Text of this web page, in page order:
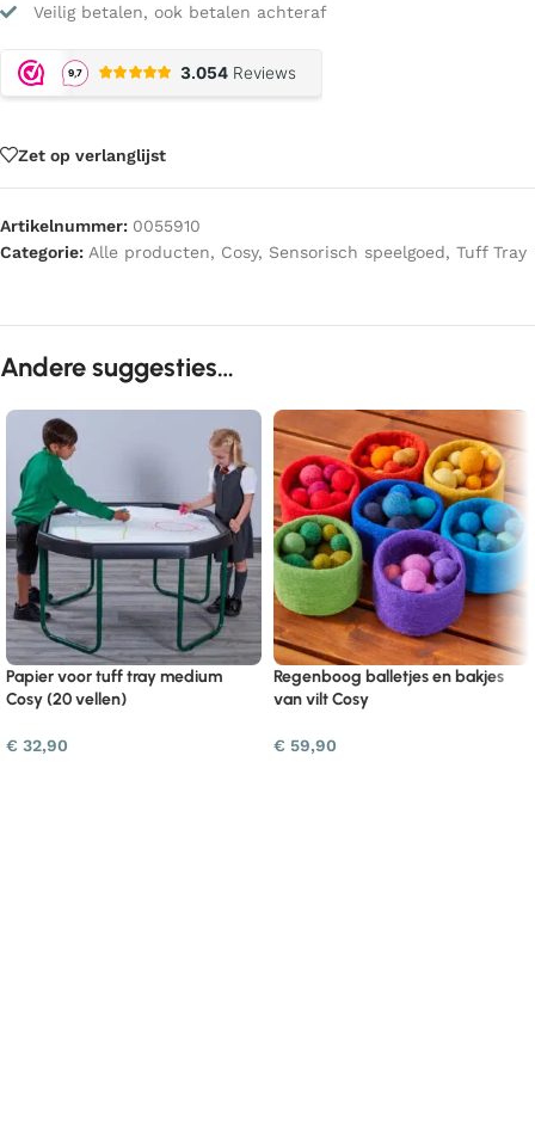
Veilig betalen, ook betalen achteraf
Zet op verlanglijst
Artikelnummer: 0055910
Categorie: Alle producten, Cosy, Sensorisch speelgoed, Tuff Tray
Andere suggesties…
Papier voor tuff tray medium
Cosy (20 vellen)
€ 32,90
Regenboog balletjes en bakjes
van vilt Cosy
€ 59,90